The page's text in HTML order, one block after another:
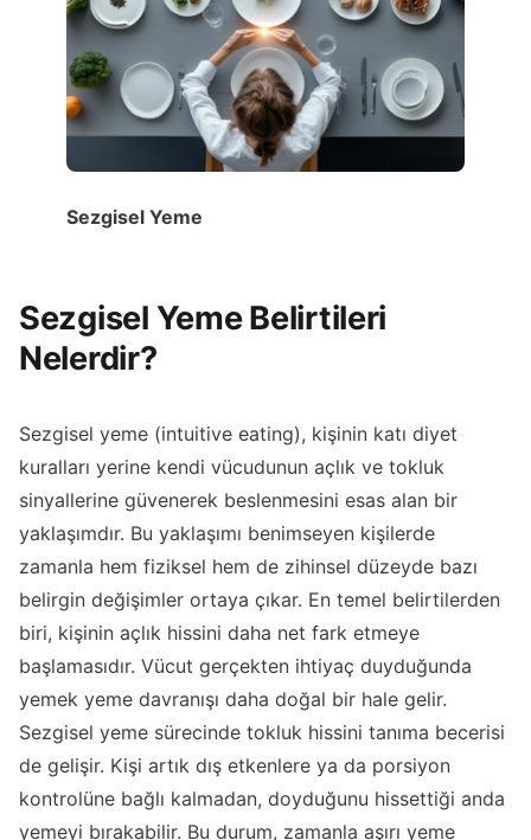
Sezgisel Yeme
Sezgisel Yeme Belirtileri
Nelerdir?
Sezgisel yeme (intuitive eating), kişinin katı diyet
kuralları yerine kendi vücudunun açlık ve tokluk
sinyallerine güvenerek beslenmesini esas alan bir
yaklaşımdır. Bu yaklaşımı benimseyen kişilerde
zamanla hem fiziksel hem de zihinsel düzeyde bazı
belirgin değişimler ortaya çıkar. En temel belirtilerden
biri, kişinin açlık hissini daha net fark etmeye
başlamasıdır. Vücut gerçekten ihtiyaç duyduğunda
yemek yeme davranışı daha doğal bir hale gelir.
Sezgisel yeme sürecinde tokluk hissini tanıma becerisi
de gelişir. Kişi artık dış etkenlere ya da porsiyon
kontrolüne bağlı kalmadan, doyduğunu hissettiği anda
yemeyi bırakabilir. Bu durum, zamanla aşırı yeme